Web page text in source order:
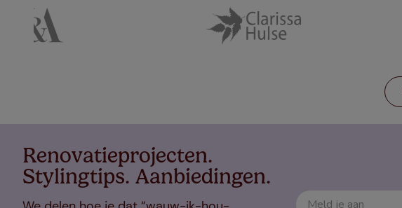
Renovatieprojecten.
Stylingtips. Aanbiedingen.